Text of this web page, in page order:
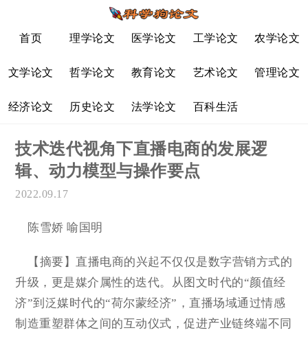
首页 理学论文 医学论文 工学论文 农学论文
文学论文 哲学论文 教育论文 艺术论文 管理论文
经济论文 历史论文 法学论文 百科生活
技术迭代视角下直播电商的发展逻
辑、动力模型与操作要点
2022.09.17
陈雪娇 喻国明
【摘要】直播电商的兴起不仅仅是数字营销方式的
升级，更是媒介属性的迭代。从图文时代的“颜值经
济”到泛媒时代的“荷尔蒙经济”，直播场域通过情感
制造重塑群体之间的互动仪式，促进产业链终端不同